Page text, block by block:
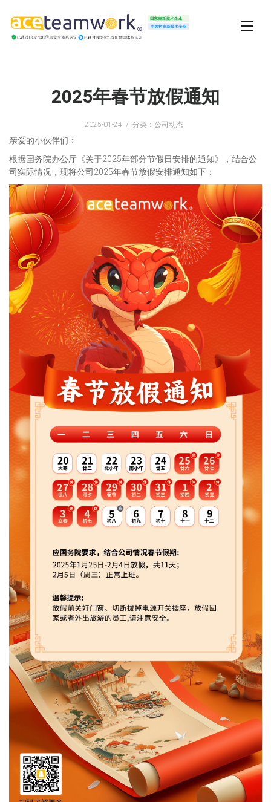
2025年春节放假通知
2025-01-24 分类：公司动态
亲爱的小伙伴们：
根据国务院办公厅《关于2025年部分节假日安排的通知》，结合公
司实际情况，现将公司2025年春节放假安排通知如下：